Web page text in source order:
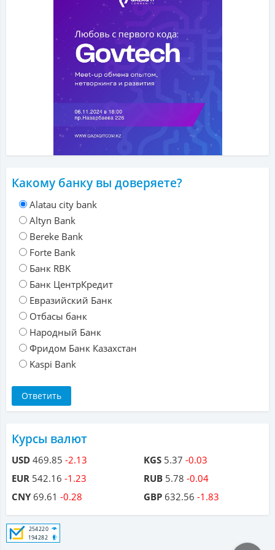
Какому банку вы доверяете?
Alatau city bank
Altyn Bank
Bereke Bank
Forte Bank
Банк RBK
Банк ЦентрКредит
Евразийский Банк
Отбасы банк
Народный Банк
Фридом Банк Казахстан
Kaspi Bank
Курсы валют
USD 469.85 -2.13
EUR 542.16 -1.23
CNY69.61 -0.28
KGS 5.37 -0.03
RUB 5.78 -0.04
GBP 632.56 -1.83